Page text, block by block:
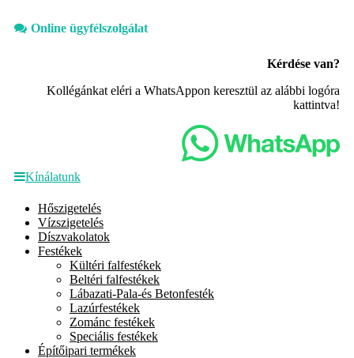
Online ügyfélszolgálat
Kérdése van?
Kollégánkat eléri a WhatsAppon keresztül az alábbi logóra
kattintva!
Kínálatunk
Hőszigetelés
Vízszigetelés
Díszvakolatok
Festékek
Kültéri falfestékek
Beltéri falfestékek
Lábazati-Pala-és Betonfesték
Lazúrfestékek
Zománc festékek
Speciális festékek
Építőipari termékek